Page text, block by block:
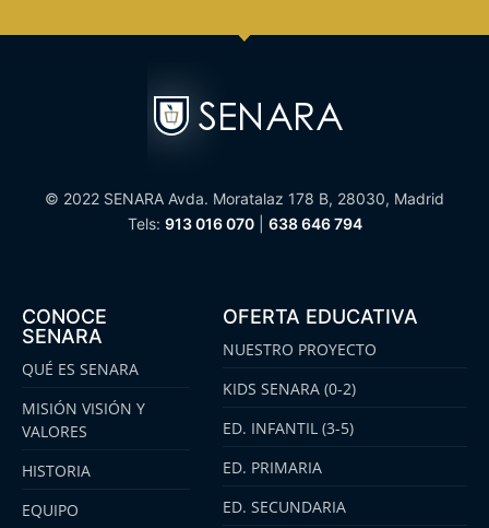
© 2022 SENARA Avda. Moratalaz 178 B, 28030, Madrid
Tels: 913 016 070| 638 646 794
CONOCE
SENARA
QUÉ ES SENARA
MISIÓN VISIÓN Y
VALORES
HISTORIA
EQUIPO
OFERTA EDUCATIVA
NUESTRO PROYECTO
KIDS SENARA (0-2)
ED. INFANTIL (3-5)
ED. PRIMARIA
ED. SECUNDARIA